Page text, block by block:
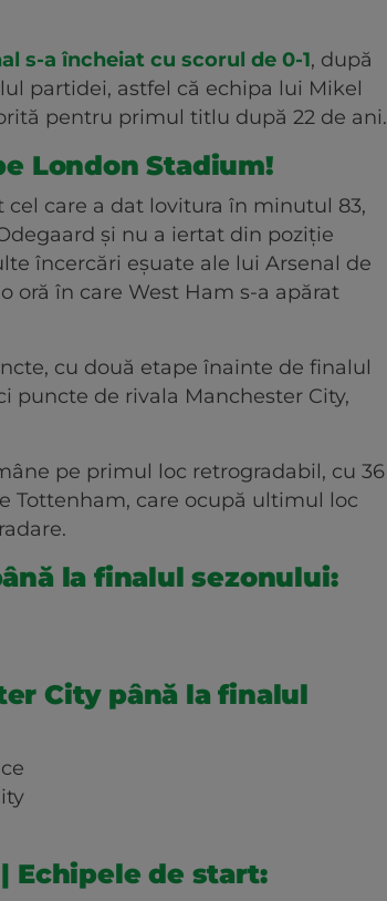
s-a încheiat cu scorul de 0-1, după
partidei, astfel că echipa lui Mikel
pentru primul titlu după 22 de ani.
London Stadium!
cel care a dat lovitura în minutul 83,
și nu a iertat din poziție
încercări eșuate ale lui Arsenal de
oră în care West Ham s-a apărat
cu două etape înainte de finalul
puncte de rivala Manchester City,
pe primul loc retrogradabil, cu 36
Tottenham, care ocupă ultimul loc
la finalul sezonului:
City până la finalul
Echipele de start: